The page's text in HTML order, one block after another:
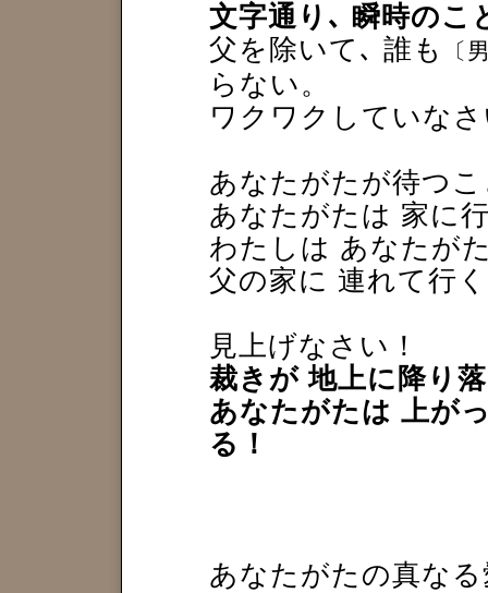
文字通り､ 瞬時のこ
父を除いて､ 誰も
〔
らない。
ワクワクしていな
あなたがたが待つ
あなたがたは 家に
わたしは あなたが
父の家に 連れて行
見上げなさい！
裁きが 地上に降り
あなたがたは 上が
る！
あなたがたの真な